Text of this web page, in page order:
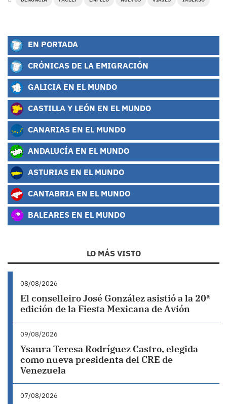
EN PORTADA
CRÓNICAS DE LA EMIGRACIÓN
GALICIA EN EL MUNDO
CASTILLA Y LEÓN EN EL MUNDO
CANARIAS EN EL MUNDO
ANDALUCÍA EN EL MUNDO
ASTURIAS EN EL MUNDO
CANTABRIA EN EL MUNDO
BALEARES EN EL MUNDO
LO MÁS VISTO
08/08/2026
El conselleiro José González asistió a la 20ª
edición de la Fiesta Mexicana de Avión
09/08/2026
Ysaura Teresa Rodríguez Castro, elegida
como nueva presidenta del CRE de
Venezuela
07/08/2026